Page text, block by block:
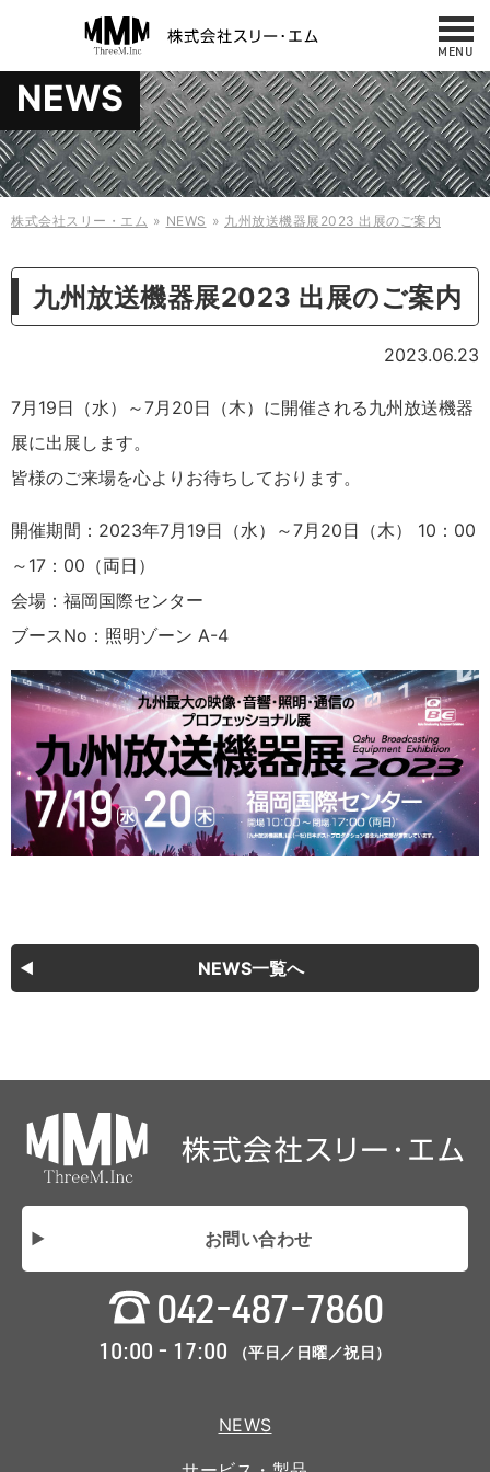
MENU
お問い合わせ
042-487-7860
10:00 - 17:00 （平日／日曜／祝日）
NEWS
サービス・製品
ケース
什器・板金
会社概要・アクセス
採用情報
NEWS
株式会社スリー・エム NEWS 九州放送機器展2023 出展のご案内
九州放送機器展2023 出展のご案内
2023.06.23
7月19日（水）～7月20日（木）に開催される九州放送機器
展に出展します。
皆様のご来場を心よりお待ちしております。
開催期間：2023年7月19日（水）～7月20日（木） 10：00
～17：00（両日）
会場：福岡国際センター
ブースNo：照明ゾーン A-4
NEWS一覧へ
お問い合わせ
042-487-7860
10:00 - 17:00 （平日／日曜／祝日）
NEWS